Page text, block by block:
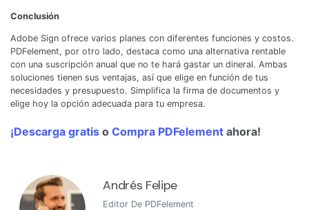
Conclusión
Adobe Sign ofrece varios planes con diferentes funciones y costos.
PDFelement, por otro lado, destaca como una alternativa rentable
con una suscripción anual que no te hará gastar un dineral. Ambas
soluciones tienen sus ventajas, así que elige en función de tus
necesidades y presupuesto. Simplifica la firma de documentos y
elige hoy la opción adecuada para tu empresa.
¡Descarga gratis o Compra PDFelement ahora!
Andrés Felipe
Editor De PDFelement